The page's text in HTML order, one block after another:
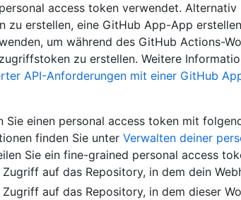
access token verwendet.
zu erstellen, eine GitHub App-App
um während des GitHub Actions-
zu erstellen. Weitere
API-Anforderungen mit einer GitHub
Sie einen personal access token mit
finden Sie unter Verwalten deiner
Sie ein fine-grained personal access
Zugriff auf das Repository, in dem dein
Zugriff auf das Repository, in dem dieser